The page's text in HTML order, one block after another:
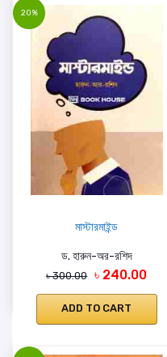
20%
মাস্টারমাইন্ড
ড. হারুন-অর-রশিদ
৳ 300.00 ৳ 240.00
ADD TO CART